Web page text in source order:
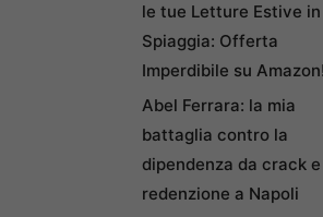
le tue Letture Estive in
Spiaggia: Offerta
Imperdibile su Amazon!
Abel Ferrara: la mia
battaglia contro la
dipendenza da crack
redenzione a Napoli